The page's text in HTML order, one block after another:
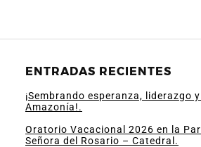
ENTRADAS RECIENTES
¡Sembrando esperanza, liderazgo
Amazonía!.
Oratorio Vacacional 2026 en la
Señora del Rosario – Catedral.